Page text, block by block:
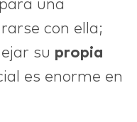
una
con ella;
su propia
es enorme en